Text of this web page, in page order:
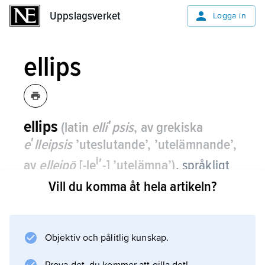
Uppslagsverket Logga in
ellips
ellips (latin elliʹpsis, av grekiska
eʹlleipsis’uteslutande’, ’utelämnande’,
av elleipō[-leiʹ-] ’utelämna’), språkligt
uttryck som ersätter ett längre uttryck.
föreligger när ett eller flera ord ersätter en
längre fras; t.ex.
Vill du komma åt hela artikeln?
Objektiv och pålitlig kunskap.